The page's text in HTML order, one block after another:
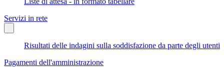
Servizi in rete
Risultati delle indagini sulla soddisfazione da parte degli utenti
Pagamenti dell'amministrazione